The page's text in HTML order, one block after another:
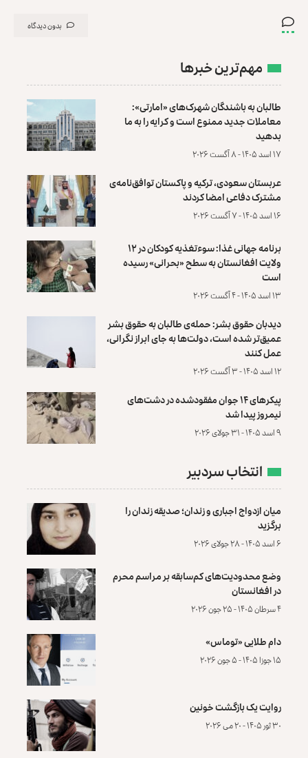
بدون دیدگاه
مهم‌ترین خبرها
طالبان به باشندگان شهرک‌های «امارتی»:
معاملات جدید ممنوع است و کرایه را به ما
بدهید
۱۷ اسد ۱۴۰۵ - ۸ آگست ۲۰۲۶
عربستان سعودی، ترکیه و پاکستان توافق‌نامه‌ی
مشترک دفاعی امضا کردند
۱۶ اسد ۱۴۰۵ - ۷ آگست ۲۰۲۶
برنامه جهانی غذا: سوءتغذیه کودکان در ۱۲
ولایت افغانستان به سطح «بحرانی» رسیده
است
۱۳ اسد ۱۴۰۵ - ۴ آگست ۲۰۲۶
دیدبان حقوق بشر: حمله‌ی طالبان به حقوق بشر
عمیق‌تر شده است، دولت‌ها به جای ابراز نگرانی،
عمل کنند
۱۲ اسد ۱۴۰۵ - ۳ آگست ۲۰۲۶
پیکرهای ۱۴ جوان مفقودشده در دشت‌های
نیمروز پیدا شد
۹ اسد ۱۴۰۵ - ۳۱ جولای ۲۰۲۶
انتخاب سردبیر
میان ازدواج اجباری و زندان؛ صدیقه زندان را
برگزید
۶ اسد ۱۴۰۵ - ۲۸ جولای ۲۰۲۶
وضع محدودیت‌های کم‌سابقه بر مراسم محرم
در افغانستان
۴ سرطان ۱۴۰۵ - ۲۵ جون ۲۰۲۶
دام طلایی «توماس»
۱۵ جوزا ۱۴۰۵ - ۵ جون ۲۰۲۶
روایت یک بازگشت خونین
۳۰ ثور ۱۴۰۵ - ۲۰ می ۲۰۲۶